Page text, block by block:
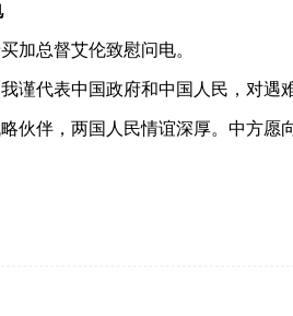
加总督艾伦致慰问电。
谨代表中国政府和中国人民，对遇
伙伴，两国人民情谊深厚。中方愿